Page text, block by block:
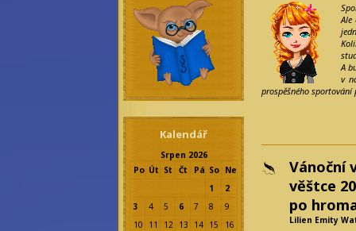
Kalendář
Srpen 2026
Po Út St Čt Pá So Ne
1
2
3
4 5 6 7 8
9
10
11 12 13 14 15
16
Ale
A
v
prospěšného sportování
Vánoční
věštce
po
Lilien Emity